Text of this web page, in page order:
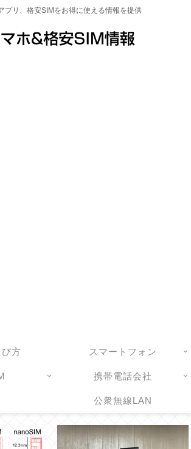
プリ、格安SIMをお得に使える情報を提供
方 スマートフォン
携帯電話会社
公衆無線LAN